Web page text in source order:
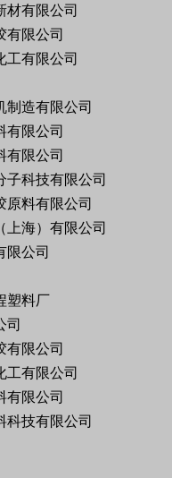
材有限公司
有限公司
工有限公司
制造有限公司
有限公司
有限公司
子科技有限公司
原料有限公司
上海）有限公司
限公司
塑料厂
司
有限公司
工有限公司
有限公司
科技有限公司